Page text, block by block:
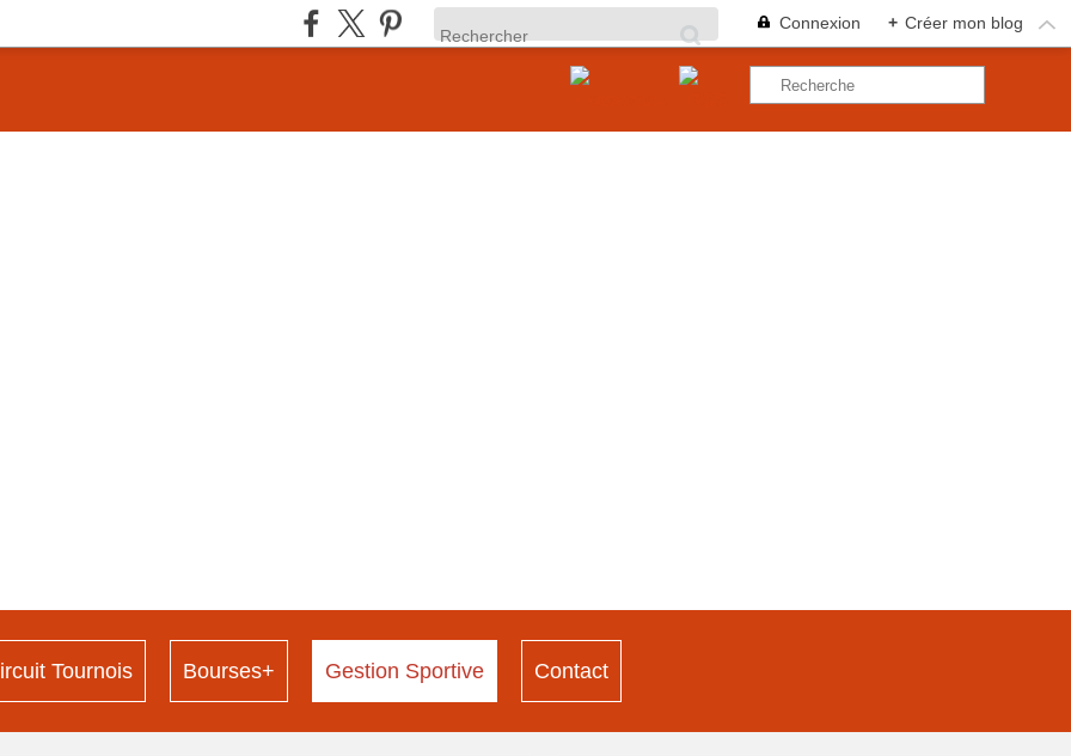
Connexion + Créer mon blog
Tournois Bourses+ Gestion Sportive Contact